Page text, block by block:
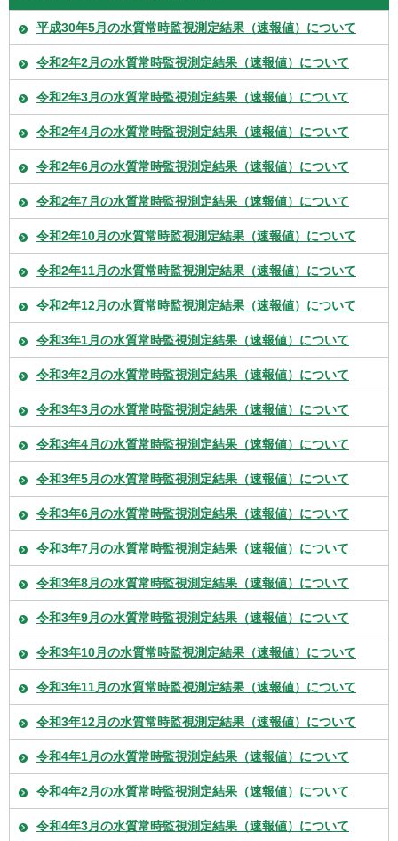
平成30年5月の水質常時監視測定結果（速報値）について
令和2年2月の水質常時監視測定結果（速報値）について
令和2年3月の水質常時監視測定結果（速報値）について
令和2年4月の水質常時監視測定結果（速報値）について
令和2年6月の水質常時監視測定結果（速報値）について
令和2年7月の水質常時監視測定結果（速報値）について
令和2年10月の水質常時監視測定結果（速報値）について
令和2年11月の水質常時監視測定結果（速報値）について
令和2年12月の水質常時監視測定結果（速報値）について
令和3年1月の水質常時監視測定結果（速報値）について
令和3年2月の水質常時監視測定結果（速報値）について
令和3年3月の水質常時監視測定結果（速報値）について
令和3年4月の水質常時監視測定結果（速報値）について
令和3年5月の水質常時監視測定結果（速報値）について
令和3年6月の水質常時監視測定結果（速報値）について
令和3年7月の水質常時監視測定結果（速報値）について
令和3年8月の水質常時監視測定結果（速報値）について
令和3年9月の水質常時監視測定結果（速報値）について
令和3年10月の水質常時監視測定結果（速報値）について
令和3年11月の水質常時監視測定結果（速報値）について
令和3年12月の水質常時監視測定結果（速報値）について
令和4年1月の水質常時監視測定結果（速報値）について
令和4年2月の水質常時監視測定結果（速報値）について
令和4年3月の水質常時監視測定結果（速報値）について